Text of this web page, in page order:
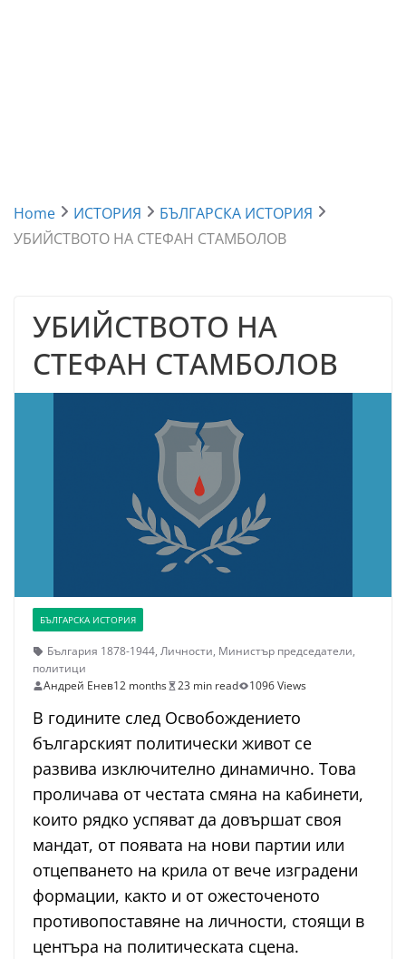
Home ИСТОРИЯ
БЪЛГАРСКА ИСТОРИЯ
УБИЙСТВОТО НА СТЕФАН СТАМБОЛОВ
УБИЙСТВОТО НА
СТЕФАН СТАМБОЛОВ
БЪЛГАРСКА ИСТОРИЯ
България 1878-1944, Личности, Министър председатели,
политици
Андрей Енев12 months 23 min read 1096 Views
В годините след Освобождението
българският политически живот се
развива изключително динамично. Това
проличава от честата смяна на кабинети,
които рядко успяват да довършат своя
мандат, от появата на нови партии или
отцепването на крила от вече изградени
формации, както и от ожесточеното
противопоставяне на личности, стоящи в
центъра на политическата сцена.